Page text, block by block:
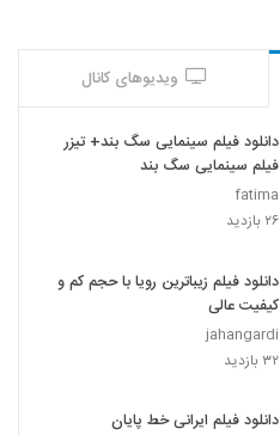
ویدیوهای کانال
دانلود فیلم سینمایی سگ بند+ تیزر
فیلم سینمایی سگ بند
fatima
۲۶ بازدید
دانلود فیلم زیباترین رویا با حجم کم و
کیفیت عالی
jahangardi
۳۲ بازدید
دانلود فیلم ایرانی خط پایان